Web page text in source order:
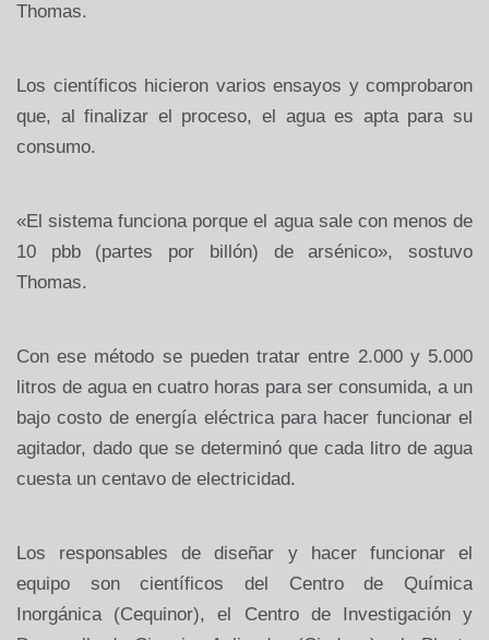
Thomas.
Los científicos hicieron varios ensayos y comprobaron
que, al finalizar el proceso, el agua es apta para su
consumo.
«El sistema funciona porque el agua sale con menos de
10 pbb (partes por billón) de arsénico», sostuvo
Thomas.
Con ese método se pueden tratar entre 2.000 y 5.000
litros de agua en cuatro horas para ser consumida, a un
bajo costo de energía eléctrica para hacer funcionar el
agitador, dado que se determinó que cada litro de agua
cuesta un centavo de electricidad.
Los responsables de diseñar y hacer funcionar el
equipo son científicos del Centro de Química
Inorgánica (Cequinor), el Centro de Investigación y